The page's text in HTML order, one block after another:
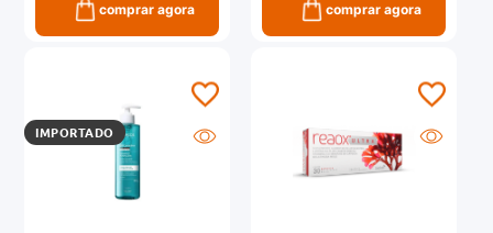
comprar agora comprar agora
IMPORTADO